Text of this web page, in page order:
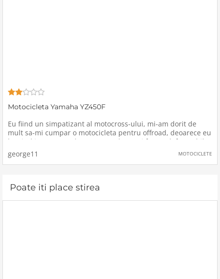
Motocicleta Yamaha YZ450F
Eu fiind un simpatizant al motocross-ului, mi-am dorit de
mult sa-mi cumpar o motocicleta pentru offroad, deoarece eu
locuind intr-o zona de munte cu drumuri foarte defavorabile,
o astfel de motocicleta ar fi mai mult decat perfecta, pe langa
george11 MOTOCICLETE
Poate iti place stirea